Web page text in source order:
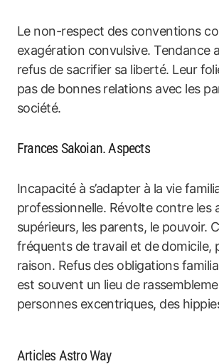
Le non-respect des conventions
exagération convulsive. Tendance
refus de sacrifier sa liberté. Leur
pas de bonnes relations avec les
société.
Frances Sakoian. Aspects
Incapacité à s’adapter à la vie
professionnelle. Révolte contre les
supérieurs, les parents, le pouvoir.
fréquents de travail et de domicile,
raison. Refus des obligations
est souvent un lieu de
personnes excentriques, des
Articles Astro Way